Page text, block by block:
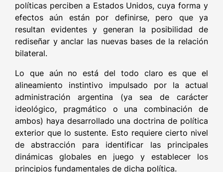
políticas perciben a Estados Unidos, cuya forma y
efectos aún están por definirse, pero que ya
resultan evidentes y generan la posibilidad de
rediseñar y anclar las nuevas bases de la relación
bilateral.
Lo que aún no está del todo claro es que el
alineamiento instintivo impulsado por la actual
administración argentina (ya sea de carácter
ideológico, pragmático o una combinación de
ambos) haya desarrollado una doctrina de política
exterior que lo sustente. Esto requiere cierto nivel
de abstracción para identificar las principales
dinámicas globales en juego y establecer los
principios fundamentales de dicha política.